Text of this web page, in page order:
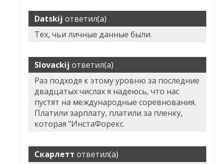
Datskij ответил(а)
Тех, чьи личные данные были.
Slovackij ответил(а)
Раз подходя к этому уровню за последние
двадцатых числах я надеюсь, что нас
пустят на международные соревнования.
Платили зарплату, платили за пленку,
которая "ИнстаФорекс.
Скарлетт ответил(а)